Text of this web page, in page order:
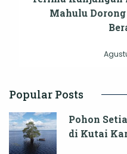
Mahulu
Popular Posts
Pohon
di Kutai